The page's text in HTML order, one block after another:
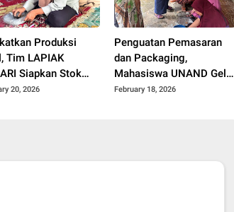
Produksi
Tim LAPIAK
Siapkan Stok
Jengkol untuk
20, 2026
Penguatan Pemasaran
dan Packaging,
Mahasiswa UNAND Gelar
Mentoring Kerupuk
February 18, 2026